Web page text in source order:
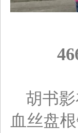
胡书
血丝盘